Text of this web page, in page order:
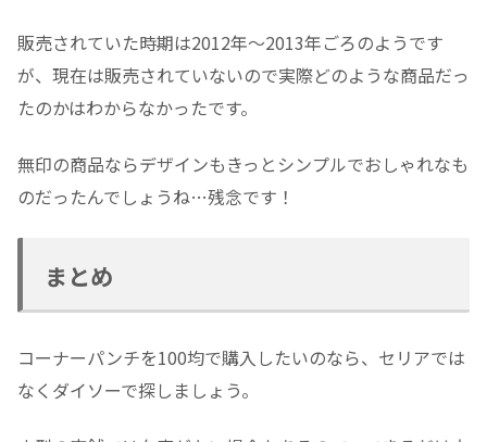
販売されていた時期は2012年～2013年ごろのようです
が、現在は販売されていないので実際どのような商品だっ
たのかはわからなかったです。
無印の商品ならデザインもきっとシンプルでおしゃれなも
のだったんでしょうね…残念です！
まとめ
コーナーパンチを100均で購入したいのなら、セリアでは
なくダイソーで探しましょう。